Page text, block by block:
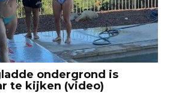
ondergrond is
te kijken (video)